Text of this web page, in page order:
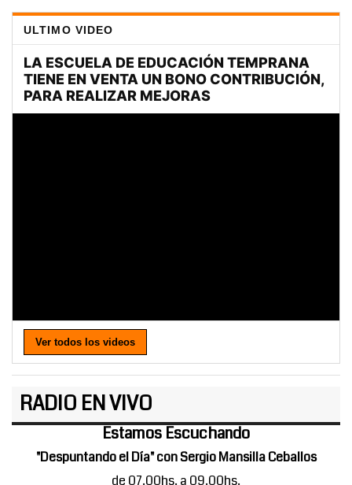
ULTIMO VIDEO
Ver todos los videos
RADIO EN VIVO
Estamos Escuchando
"Despuntando el Día" con Sergio Mansilla Ceballos
de 07.00hs. a 09.00hs.